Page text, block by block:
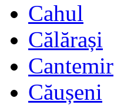
Cahul
Călărași
Cantemir
Căușeni